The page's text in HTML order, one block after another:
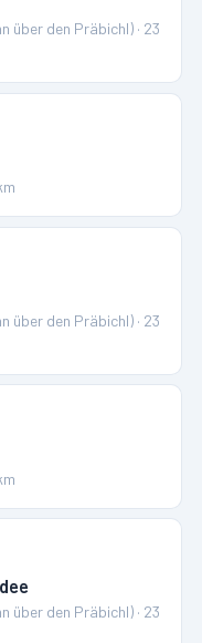
über den Präbichl) · 23
über den Präbichl) · 23
über den Präbichl) · 23